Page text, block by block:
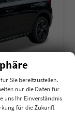
Sie bereitzustellen.
nur die Daten für
uns Ihr Einverständnis
für die Zukunft